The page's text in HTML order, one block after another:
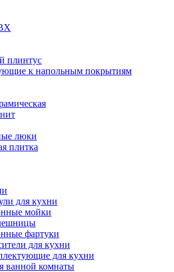
плинтус
к напольным покрытиям
люки
плитка
для кухни
мойки
фартуки
для кухни
для кухни
ванной комнаты